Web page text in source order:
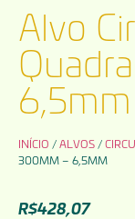
Alvo
6,5mm
INÍCIO /ALVOS /
300MM – 6,5MM
R$428,07